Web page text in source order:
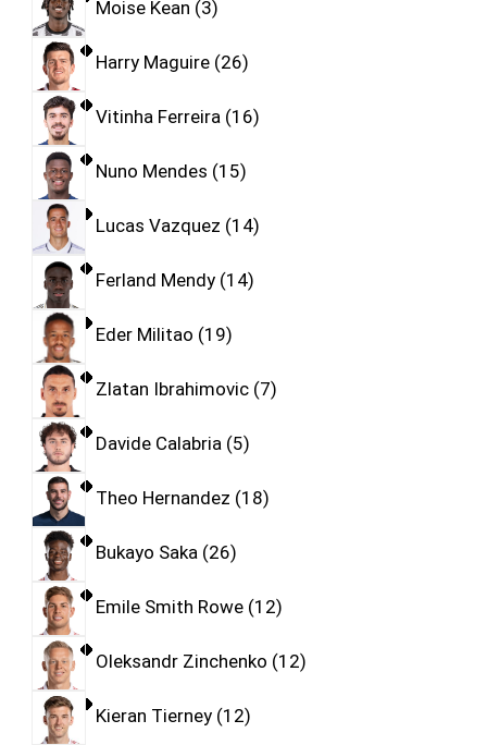
Moise Kean 3
Harry Maguire 26
Vitinha Ferreira 16
Nuno Mendes 15
Lucas Vazquez 14
Ferland Mendy 14
Eder Militao 19
Zlatan Ibrahimovic 7
Davide Calabria 5
Theo Hernandez 18
Bukayo Saka 26
Emile Smith Rowe 12
Oleksandr Zinchenko 12
Kieran Tierney 12